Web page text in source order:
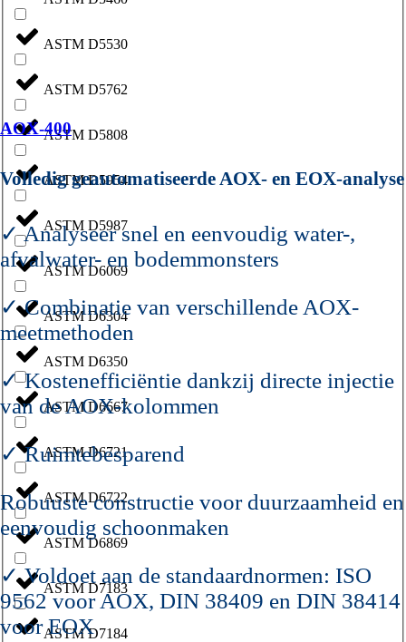
ASTM D5530
ASTM D5762
ASTM D5808
ASTM D5954
ASTM D5987
ASTM D6069
ASTM D6304
ASTM D6350
ASTM D6667
ASTM D6721
ASTM D6722
ASTM D6869
ASTM D7183
ASTM D7184
AOX-400
Volledig geautomatiseerde AOX- en EOX-analyse
✓ Analyseer snel en eenvoudig water-,
afvalwater- en bodemmonsters
✓ Combinatie van verschillende AOX-
meetmethoden
✓ Kostenefficiëntie dankzij directe injectie
van de AOX-kolommen
✓ Ruimtebesparend
Robuuste constructie voor duurzaamheid en
eenvoudig schoonmaken
✓ Voldoet aan de standaardnormen: ISO
9562 voor AOX, DIN 38409 en DIN 38414
voor EOX